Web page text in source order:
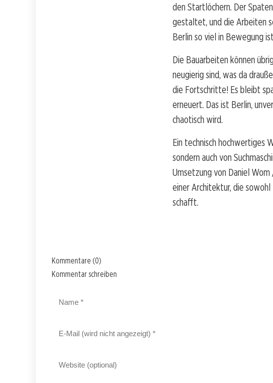
den Startlöchern. Der
gestaltet, und die Arbeiten
Berlin so viel in Bewegung
Die Bauarbeiten können
neugierig sind, was da
die Fortschritte! Es bleibt
erneuert. Das ist Berlin,
chaotisch wird.
Ein technisch hochwertiges
sondern auch von
Umsetzung von Daniel
einer Architektur, die
schafft.
Kommentare (0)
Kommentar schreiben